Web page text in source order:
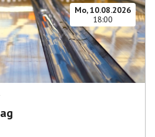
Mo, 10.08.2026
18:00